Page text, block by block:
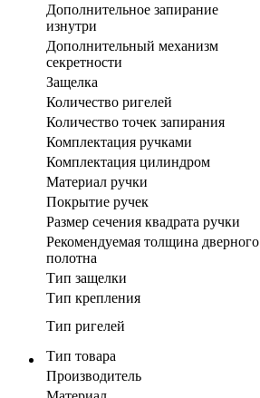
Дополнительное запирание
изнутри
Дополнительный механизм
секретности
Защелка
Количество ригелей
Количество точек запирания
Комплектация ручками
Комплектация цилиндром
Материал ручки
Покрытие ручек
Размер сечения квадрата ручки
Рекомендуемая толщина дверного
полотна
Тип защелки
Тип крепления
Тип ригелей
Тип товара
Производитель